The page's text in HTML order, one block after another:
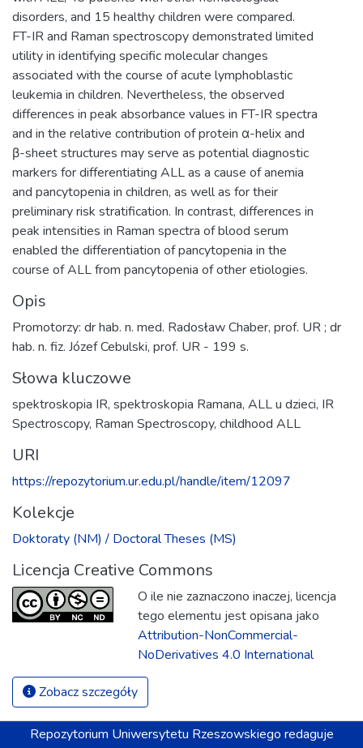
disorders, and 15 healthy children were compared.
FT-IR and Raman spectroscopy demonstrated limited
utility in identifying specific molecular changes
associated with the course of acute lymphoblastic
leukemia in children. Nevertheless, the observed
differences in peak absorbance values in FT-IR spectra
and in the relative contribution of protein α-helix and
β-sheet structures may serve as potential diagnostic
markers for differentiating ALL as a cause of anemia
and pancytopenia in children, as well as for their
preliminary risk stratification. In contrast, differences in
peak intensities in Raman spectra of blood serum
enabled the differentiation of pancytopenia in the
course of ALL from pancytopenia of other etiologies.
Opis
Promotorzy: dr hab. n. med. Radosław Chaber, prof. UR ; dr
hab. n. fiz. Józef Cebulski, prof. UR - 199 s.
Słowa kluczowe
spektroskopia IR, spektroskopia Ramana, ALL u dzieci, IR
Spectroscopy, Raman Spectroscopy, childhood ALL
URI
https://repozytorium.ur.edu.pl/handle/item/12097
Kolekcje
Doktoraty (NM) / Doctoral Theses (MS)
Licencja Creative Commons
O ile nie zaznaczono inaczej, licencja
tego elementu jest opisana jako
Attribution-NonCommercial-
NoDerivatives 4.0 International
Zobacz szczegóły
Repozytorium Uniwersytetu Rzeszowskiego redaguje